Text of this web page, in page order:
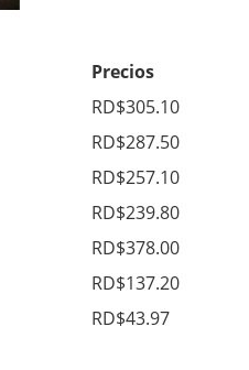
Precios
RD$305.10
RD$287.50
RD$257.10
RD$239.80
RD$378.00
RD$137.20
RD$43.97